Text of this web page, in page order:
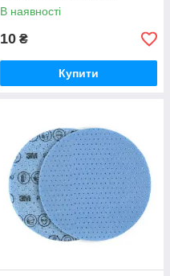
В наявності
10 ₴
Купити